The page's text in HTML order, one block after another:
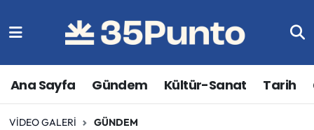
Ana Sayfa Gündem Kültür-Sanat Tarih
VIDEO GALERI GÜNDEM